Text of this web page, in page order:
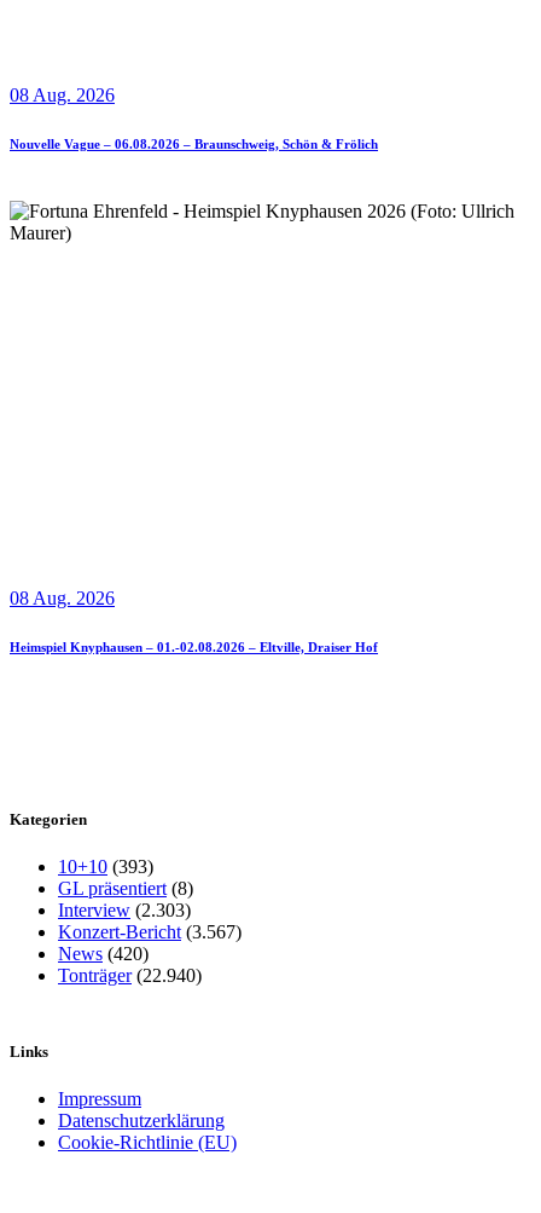
08 Aug. 2026
Nouvelle Vague – 06.08.2026 – Braunschweig, Schön & Frölich
08 Aug. 2026
Heimspiel Knyphausen – 01.-02.08.2026 – Eltville, Draiser Hof
Kategorien
10+10 (393)
GL präsentiert (8)
Interview (2.303)
Konzert-Bericht (3.567)
News (420)
Tonträger(22.940)
Links
Impressum
Datenschutzerklärung
Cookie-Richtlinie (EU)